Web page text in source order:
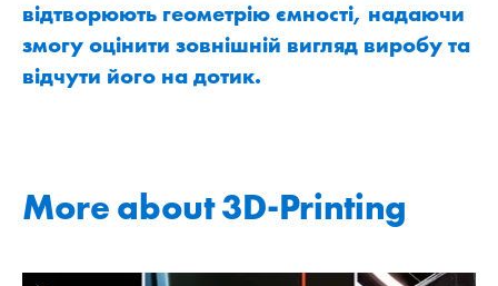
відтворюють геометрію ємності, надаючи
змогу оцінити зовнішній вигляд виробу та
відчути його на дотик.
More about 3D-Printing